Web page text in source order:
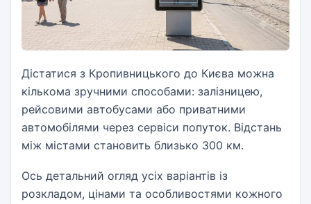
Дістатися з Кропивницького до Києва можна
кількома зручними способами: залізницею,
рейсовими автобусами або приватними
автомобілями через сервіси попуток. Відстань
між містами становить близько 300 км.
Ось детальний огляд усіх варіантів із
розкладом, цінами та особливостями кожного